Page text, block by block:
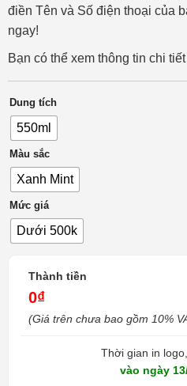
điền Tên và Số điện thoại của
ngay!
Bạn có thể xem thông tin chi tiết
Dung tích
550ml
Màu sắc
Xanh Mint
Mức giá
Dưới 500k
Thời gian in
vào ngày
Thành tiền
0₫
(Giá trên chưa bao gồm 10%